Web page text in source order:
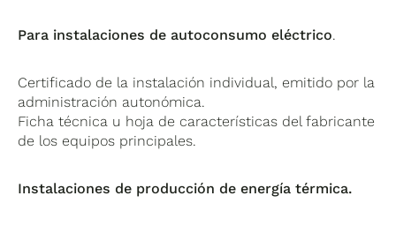
Para instalaciones de autoconsumo eléctrico.
Certificado de la instalación individual, emitido por la
administración autonómica.
Ficha técnica u hoja de características del fabricante
de los equipos principales.
Instalaciones de producción de energía térmica.